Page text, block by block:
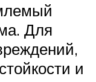
Для
и